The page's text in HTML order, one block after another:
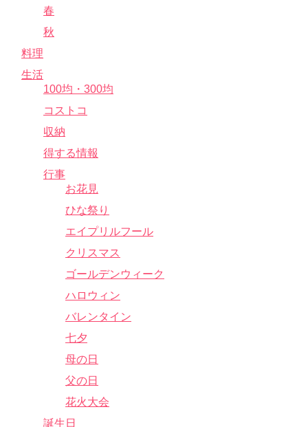
春
秋
料理
生活
100均・300均
コストコ
収納
得する情報
行事
お花見
ひな祭り
エイプリルフール
クリスマス
ゴールデンウィーク
ハロウィン
バレンタイン
七夕
母の日
父の日
花火大会
誕生日